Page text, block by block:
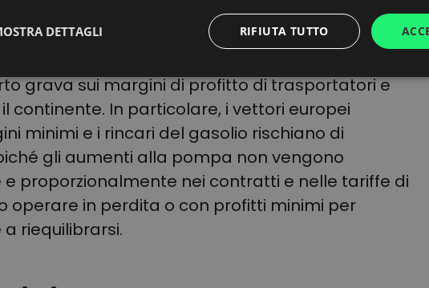
colpisce direttamente icosti trasporto su
rappresenta una voce di spesa principale,
operativi totali dei vettori
grava sui margini di profitto di trasportatori e
continente. In particolare, i vettori europei
minimi e i rincari del gasolio rischiano di
gli aumenti alla pompa non vengono
proporzionalmente nei contratti e nelle tariffe di
operare in perdita o con profitti minimi per
riequilibrarsi.
RIFIUTA TUTTO
DETTAGLI